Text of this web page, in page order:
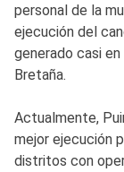
personal de la
ejecución del
generado casi
Bretaña.
Actualmente,
mejor ejecución
distritos con